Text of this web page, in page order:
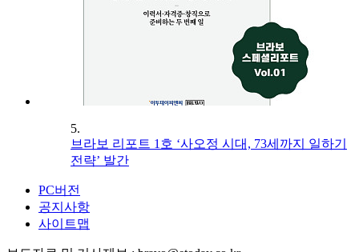
5.
브라보 리포트 1호 ‘사오정 시대, 73세까지 일하기
전략’ 발간
PC버전
공지사항
사이트맵